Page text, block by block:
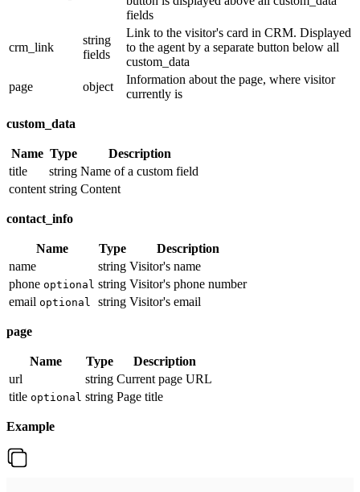
fields
crm_link
string
fields
Link to the visitor's card in CRM. Displayed
to the agent by a separate button below all
custom_data
page
object
Information about the page, where visitor
currently is
custom_data
Name Type
Description
title
string Name of a custom field
content string Content
contact_info
Name Type
Description
name
string Visitor's name
phone optional string Visitor's phone number
email optional string Visitor's email
page
Name Type
Description
url
string Current page URL
title optional string Page title
Example